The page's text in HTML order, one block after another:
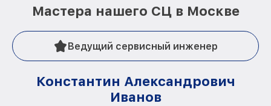
Мастера нашего СЦ в Москве
Ведущий сервисный инженер
Константин Александрович
Иванов